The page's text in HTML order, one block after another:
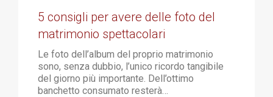
NATURA E ATTIVITÀ OUTDOOR
CONTATTI
5 consigli per avere delle foto del
matrimonio spettacolari
Le foto dell’album del proprio matrimonio
sono, senza dubbio, l’unico ricordo tangibile
del giorno più importante. Dell’ottimo
banchetto consumato resterà…